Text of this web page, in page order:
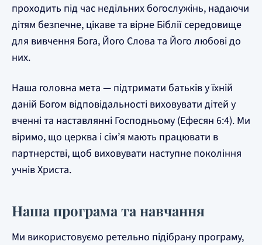
проходить під час недільних богослужінь, надаючи
дітям безпечне, цікаве та вірне Біблії середовище
для вивчення Бога, Його Слова та Його любові до
них.
Наша головна мета — підтримати батьків у їхній
даній Богом відповідальності виховувати дітей у
вченні та наставлянні Господньому (Ефесян 6:4). Ми
віримо, що церква і сім’я мають працювати в
партнерстві, щоб виховувати наступне покоління
учнів Христа.
Наша програма та навчання
Ми використовуємо ретельно підібрану програму,